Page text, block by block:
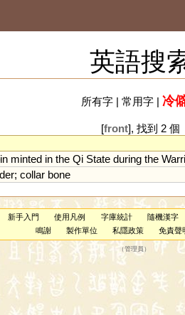
英語搜
所有字| 常用字| 冷
[front], 找到 2 個
minted in the Qi State during the
; collar bone
新手入門 使用凡例 字庫統計 隨機漢字
鳴謝
製作單位 私隱政策 免責聲
（管理員 ）